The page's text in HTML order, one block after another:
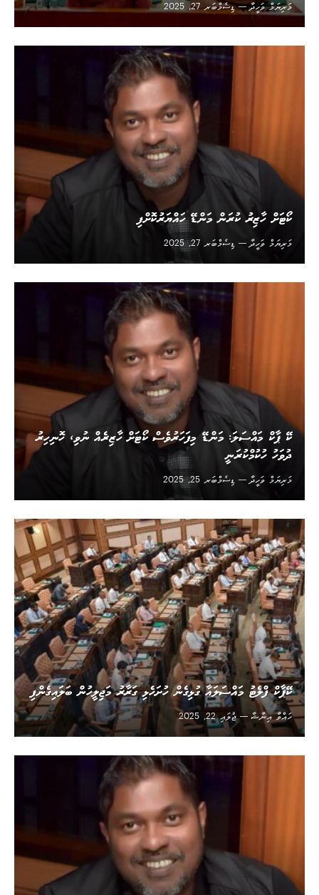
މަރިޔަމް ވަހީދާ
ޑިސެމްބަރ 27, 2025
ކޯޓަށް ހާޒިރު ކުރަން މަންޑޭ ހައްޔަރުކޮށްފި
މަރިޔަމް ވަހީދާ
ޑިސެމްބަރ 27, 2025
ކޭ ޕާކް މައްސަލަ: މަންޑޭ މިފަހަރުވެސް ކޯޓަށް ހާޒިރެއް ނުވި، ހޮނިހިރު
ދުވަހު ހުކުމްކުރަނީ
މަރިޔަމް ވަހީދާ
ޑިސެމްބަރ 25, 2025
ކޭޕާކް ފްލެޓު މައްސަލައާ ގުޅިގެން ހުށަހެޅި ގަރާރު މަޖިލީހުން ބަލައިގެންފި
ހައްވާ އިނާޝާ
ޖުލައި 22, 2025